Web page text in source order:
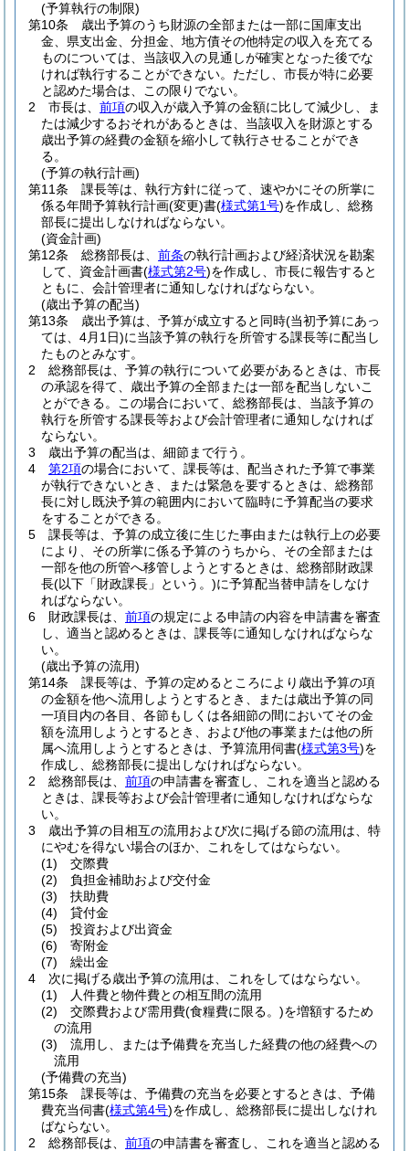
(予算執行の制限)
第10条
歳出予算のうち財源の全部または一部に国庫支出
金、県支出金、分担金、地方債その他特定の収入を充てる
ものについては、当該収入の見通しが確実となった後でな
ければ執行することができない。 ただし、市長が特に必要
と認めた場合は、この限りでない。
2
市長は、 前項の収入が歳入予算の金額に比して減少し、ま
たは減少するおそれがあるときは、当該収入を財源とする
歳出予算の経費の金額を縮小して執行させることができ
る。
(予算の執行計画)
第11条
課長等は、執行方針に従って、速やかにその所掌に
係る年間予算執行計画(変更)書(様式第1号)を作成し、総務
部長に提出しなければならない。
(資金計画)
第12条
総務部長は、 前条の執行計画および経済状況を勘案
して、資金計画書(様式第2号)を作成し、市長に報告すると
ともに、会計管理者に通知しなければならない。
(歳出予算の配当)
第13条
歳出予算は、予算が成立すると同時(当初予算にあっ
ては、4月1日)に当該予算の執行を所管する課長等に配当し
たものとみなす。
2
総務部長は、予算の執行について必要があるときは、市長
の承認を得て、歳出予算の全部または一部を配当しないこ
とができる。
この場合において、総務部長は、当該予算の
執行を所管する課長等および会計管理者に通知しなければ
ならない。
3
歳出予算の配当は、細節まで行う。
4
第2項の場合において、課長等は、配当された予算で事業
が執行できないとき、または緊急を要するときは、総務部
長に対し既決予算の範囲内において臨時に予算配当の要求
をすることができる。
5
課長等は、予算の成立後に生じた事由または執行上の必要
により、その所掌に係る予算のうちから、その全部または
一部を他の所管へ移管しようとするときは、総務部財政課
長(以下「財政課長」という。)に予算配当替申請をしなけ
ればならない。
6
財政課長は、 前項の規定による申請の内容を申請書を審査
し、適当と認めるときは、課長等に通知しなければならな
い。
(歳出予算の流用)
第14条
課長等は、予算の定めるところにより歳出予算の項
の金額を他へ流用しようとするとき、または歳出予算の同
一項目内の各目、各節もしくは各細節の間においてその金
額を流用しようとするとき、および他の事業または他の所
属へ流用しようとするときは、予算流用伺書(様式第3号)を
作成し、総務部長に提出しなければならない。
2
総務部長は、 前項の申請書を審査し、これを適当と認める
ときは、課長等および会計管理者に通知しなければならな
い。
3
歳出予算の目相互の流用および次に掲げる節の流用は、特
にやむを得ない場合のほか、これをしてはならない。
(1)
交際費
(2)
負担金補助および交付金
(3)
扶助費
(4)
貸付金
(5)
投資および出資金
(6)
寄附金
(7)
繰出金
4
次に掲げる歳出予算の流用は、これをしてはならない。
(1)
人件費と物件費との相互間の流用
(2)
交際費および需用費(食糧費に限る。)を増額するため
の流用
(3)
流用し、または予備費を充当した経費の他の経費への
流用
(予備費の充当)
第15条
課長等は、予備費の充当を必要とするときは、予備
費充当伺書(様式第4号)を作成し、総務部長に提出しなけれ
ばならない。
2
総務部長は、 前項の申請書を審査し、これを適当と認める